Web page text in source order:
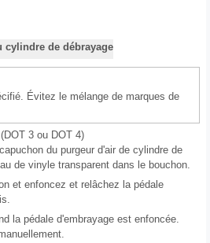
cylindre de débrayage
Évitez le mélange de marques de
3 ou DOT 4)
du purgeur d'air de cylindre de
de vinyle transparent dans le bouchon.
et enfoncez et relâchez la pédale
la pédale d'embrayage est enfoncée.